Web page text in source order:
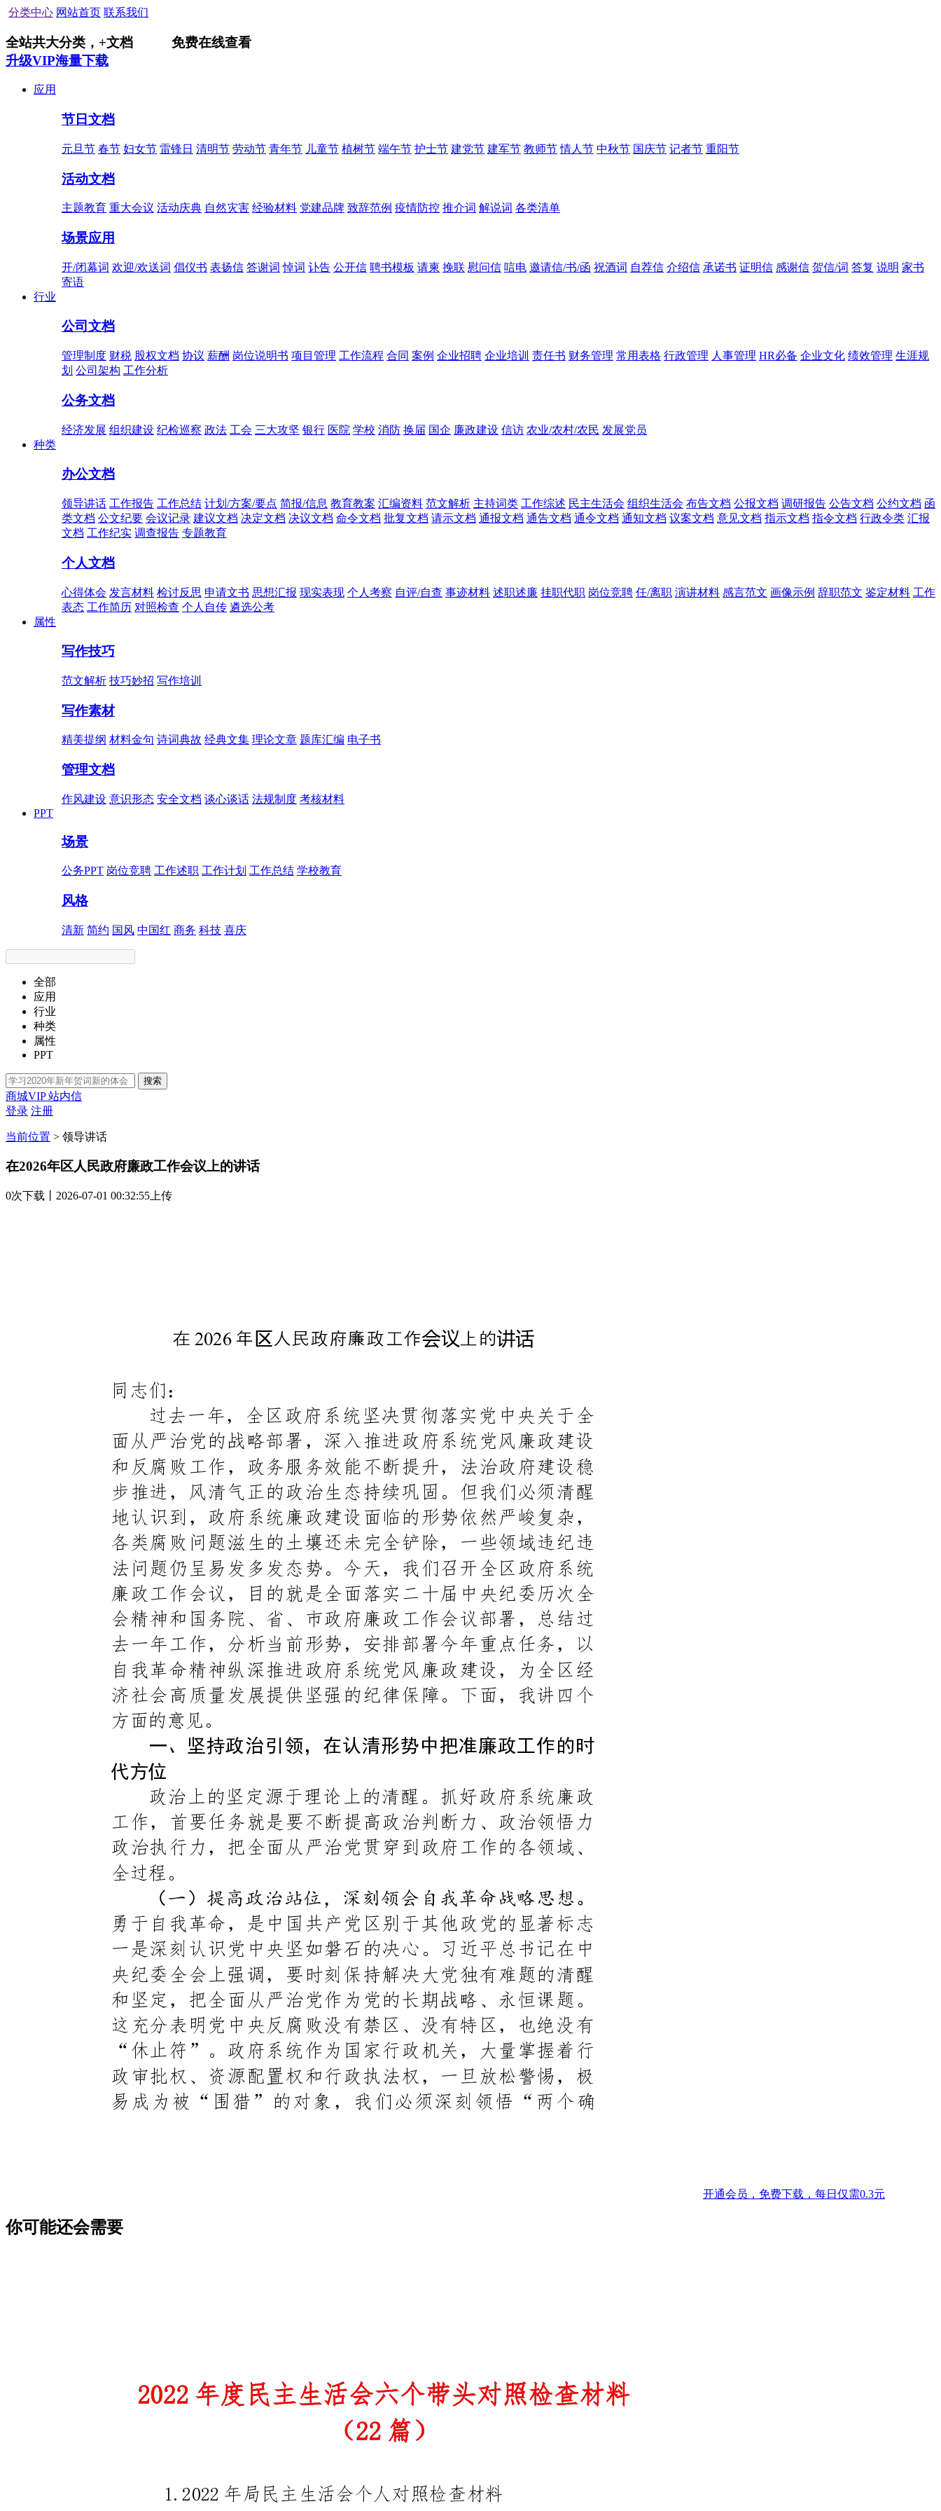
分类中心 网站首页 联系我们
全站共大分类， +文档
免费在线查看
升级VIP海量下载
应用
节日文档
元旦节 春节 妇女节 雷锋日 清明节 劳动节 青年节 儿童节 植树节 端午节 护士节 建党节 建军节 教师节 情人节 中秋节 国庆节 记者节 重阳节
活动文档
主题教育 重大会议 活动庆典 自然灾害 经验材料 党建品牌 致辞范例 疫情防控 推介词 解说词 各类清单
场景应用
开/闭幕词 欢迎/欢送词 倡仪书 表扬信 答谢词 悼词 讣告 公开信 聘书模板 请柬 挽联 慰问信 唁电 邀请信/书/函 祝酒词 自荐信 介绍信 承诺书 证明信 感谢信 贺信/词 答复 说明 家书
寄语
行业
公司文档
管理制度 财税 股权文档 协议 薪酬 岗位说明书 项目管理 工作流程 合同 案例 企业招聘 企业培训 责任书 财务管理 常用表格 行政管理 人事管理 HR必备 企业文化 绩效管理 生涯规
划 公司架构 工作分析
公务文档
经济发展 组织建设 纪检巡察 政法 工会 三大攻坚 银行 医院 学校 消防 换届 国企 廉政建设 信访 农业/农村/农民 发展党员
种类
办公文档
领导讲话 工作报告 工作总结 计划/方案/要点 简报/信息 教育教案 汇编资料 范文解析 主持词类 工作综述 民主生活会 组织生活会 布告文档 公报文档 调研报告 公告文档 公约文档 函
类文档 公文纪要 会议记录 建议文档 决定文档 决议文档 命令文档 批复文档 请示文档 通报文档 通告文档 通令文档 通知文档 议案文档 意见文档 指示文档 指令文档 行政令类 汇报
文档 工作纪实 调查报告 专题教育
个人文档
心得体会 发言材料 检讨反思 申请文书 思想汇报 现实表现 个人考察 自评/自查 事迹材料 述职述廉 挂职代职 岗位竞聘 任/离职 演讲材料 感言范文 画像示例 辞职范文 鉴定材料 工作
表态 工作简历 对照检查 个人自传 遴选公考
属性
写作技巧
范文解析 技巧妙招 写作培训
写作素材
精美提纲 材料金句 诗词典故 经典文集 理论文章 题库汇编 电子书
管理文档
作风建设 意识形态 安全文档 谈心谈话 法规制度 考核材料
PPT
场景
公务PPT 岗位竞聘 工作述职 工作计划 工作总结 学校教育
风格
清新 简约 国风 中国红 商务 科技 喜庆
全部
应用
行业
种类
属性
PPT
搜索
商城VIP站内信
登录 注册
当前位置 > 领导讲话
在2026年区人民政府廉政工作会议上的讲话
0次下载 丨2026-07-01 00:32:55上传
开通会员，免费下载，每日仅需0.3元
你可能还会需要